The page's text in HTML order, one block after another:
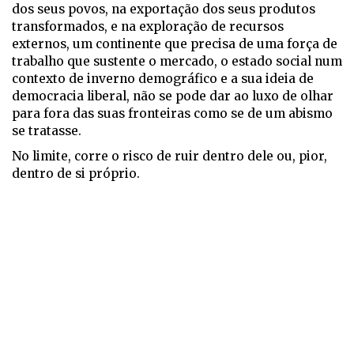
dos seus povos, na exportação dos seus produtos
transformados, e na exploração de recursos
externos, um continente que precisa de uma força de
trabalho que sustente o mercado, o estado social num
contexto de inverno demográfico e a sua ideia de
democracia liberal, não se pode dar ao luxo de olhar
para fora das suas fronteiras como se de um abismo
se tratasse.
No limite, corre o risco de ruir dentro dele ou, pior,
dentro de si próprio.